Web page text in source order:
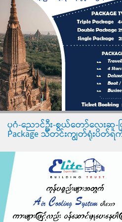
ပုဂံ-ညောင်ဦး-စွယ်တော်လေးဆူ-ပ
Package သီတင်းကျွတ်ရုံးပိတ်ရ